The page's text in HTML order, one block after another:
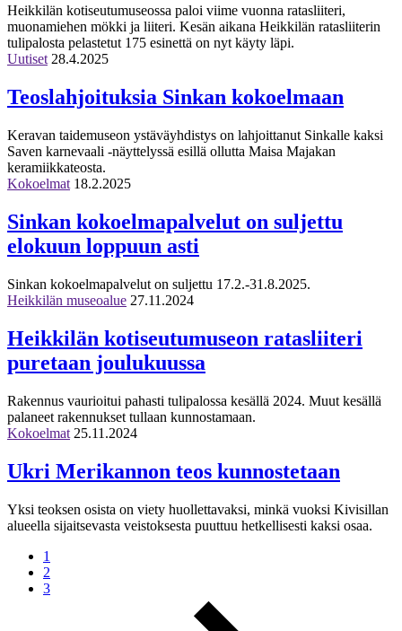
Heikkilän kotiseutumuseossa paloi viime vuonna ratasliiteri,
muonamiehen mökki ja liiteri. Kesän aikana Heikkilän ratasliiterin
tulipalosta pelastetut 175 esinettä on nyt käyty läpi.
Uutiset 28.4.2025
Teoslahjoituksia Sinkan kokoelmaan
Keravan taidemuseon ystäväyhdistys on lahjoittanut Sinkalle kaksi
Saven karnevaali -näyttelyssä esillä ollutta Maisa Majakan
keramiikkateosta.
Kokoelmat 18.2.2025
Sinkan kokoelmapalvelut on suljettu
elokuun loppuun asti
Sinkan kokoelmapalvelut on suljettu 17.2.-31.8.2025.
Heikkilän museoalue 27.11.2024
Heikkilän kotiseutumuseon ratasliiteri
puretaan joulukuussa
Rakennus vaurioitui pahasti tulipalossa kesällä 2024. Muut kesällä
palaneet rakennukset tullaan kunnostamaan.
Kokoelmat 25.11.2024
Ukri Merikannon teos kunnostetaan
Yksi teoksen osista on viety huollettavaksi, minkä vuoksi Kivisillan
alueella sijaitsevasta veistoksesta puuttuu hetkellisesti kaksi osaa.
1
2
3